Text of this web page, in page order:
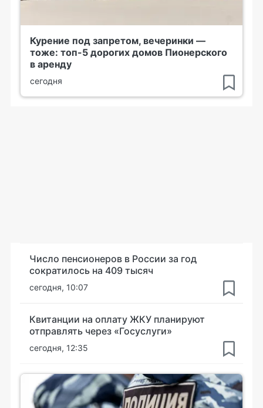
Курение под запретом, вечеринки —
тоже: топ-5 дорогих домов Пионерского
в аренду
сегодня
Число пенсионеров в России за год
сократилось на 409 тысяч
сегодня, 10:07
Квитанции на оплату ЖКУ планируют
отправлять через «Госуслуги»
сегодня, 12:35